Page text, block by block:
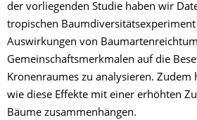
der vorliegenden Studie haben wir
tropischen
Auswirkungen von
Gemeinschaftsmerkmalen auf die
Kronenraumes zu analysieren. Zudem
wie diese Effekte mit einer erhöhten
Bäume zusammenhängen.